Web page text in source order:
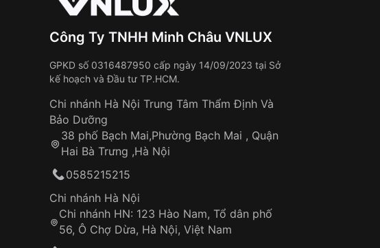
Công Ty TNHH Minh Châu VNLUX
GPKD số 0316487950 cấp ngày 14/09/2023 tại Sở
kế hoạch và Đầu tư TP.HCM.
Chi nhánh Hà Nội Trung Tâm Thẩm Định Và
Bảo Dưỡng
38 phố Bạch Mai,Phường Bạch Mai , Quận
Hai Bà Trưng ,Hà Nội
0585215215
Chi nhánh Hà Nội
Chi nhánh HN: 123 Hào Nam, Tổ dân phố
56, Ô Chợ Dừa, Hà Nội, Việt Nam